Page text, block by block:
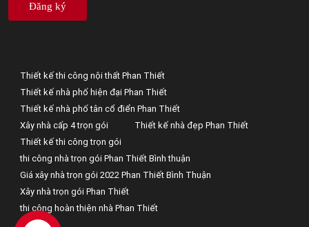
Đăng ký
Thiết kế thi công nội thất Phan Thiết
Thiết kế nhà phố hiện đại Phan Thiết
Thiết kế nhà phố tân cổ điển Phan Thiết
Xây nhà cấp 4 trọn gói
Thiết kế nhà đẹp Phan Thiết
Thiết kế thi công trọn gói
thi công nhà trọn gói Phan Thiết Bình thuận
Giá xây nhà trọn gói 2022 Phan Thiết Bình Thuận
Xây nhà trọn gói Phan Thiết
thi công hoàn thiện nhà Phan Thiết